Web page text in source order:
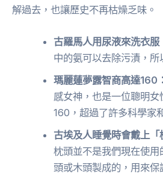
解過去，也讓歷史不再枯燥乏味。
古羅馬人用尿液來洗衣服
中的氨可以去除污漬，所
瑪麗蓮夢露智商高達160：
感女神，也是一位聰明
160，超過了許多科學家
古埃及人睡覺時會戴上「
枕頭並不是我們現在使
頭或木頭製成的，用來